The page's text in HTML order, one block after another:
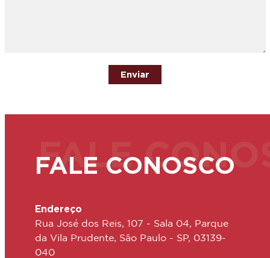
Enviar
FALE
FALE CONOSCO
Endereço
Rua José dos Reis, 107 - Sala 04, Parque
da Vila Prudente, São Paulo - SP, 03139-
040